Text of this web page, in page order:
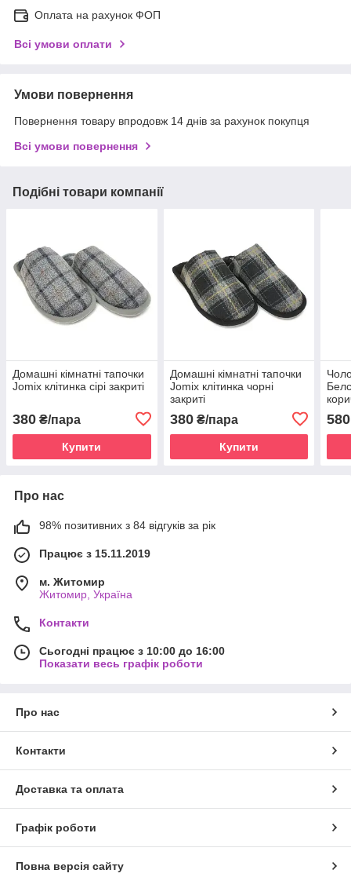
Оплата на рахунок ФОП
Всі умови оплати
Умови повернення
Повернення товару впродовж 14 днів за рахунок покупця
Всі умови повернення
Подібні товари компанії
Домашні кімнатні тапочки
Jomix клітинка сірі закриті
380 ₴/пара
Купити
Домашні кімнатні тапочки
Jomix клітинка чорні
закриті
380₴/пара
Купити
580
Про нас
98% позитивних з 84 відгуків за рік
Працює з 15.11.2019
м. Житомир
Житомир, Україна
Контакти
Сьогодні працює з 10:00 до 16:00
Показати весь графік роботи
Про нас
Контакти
Доставка та оплата
Графік роботи
Повна версія сайту